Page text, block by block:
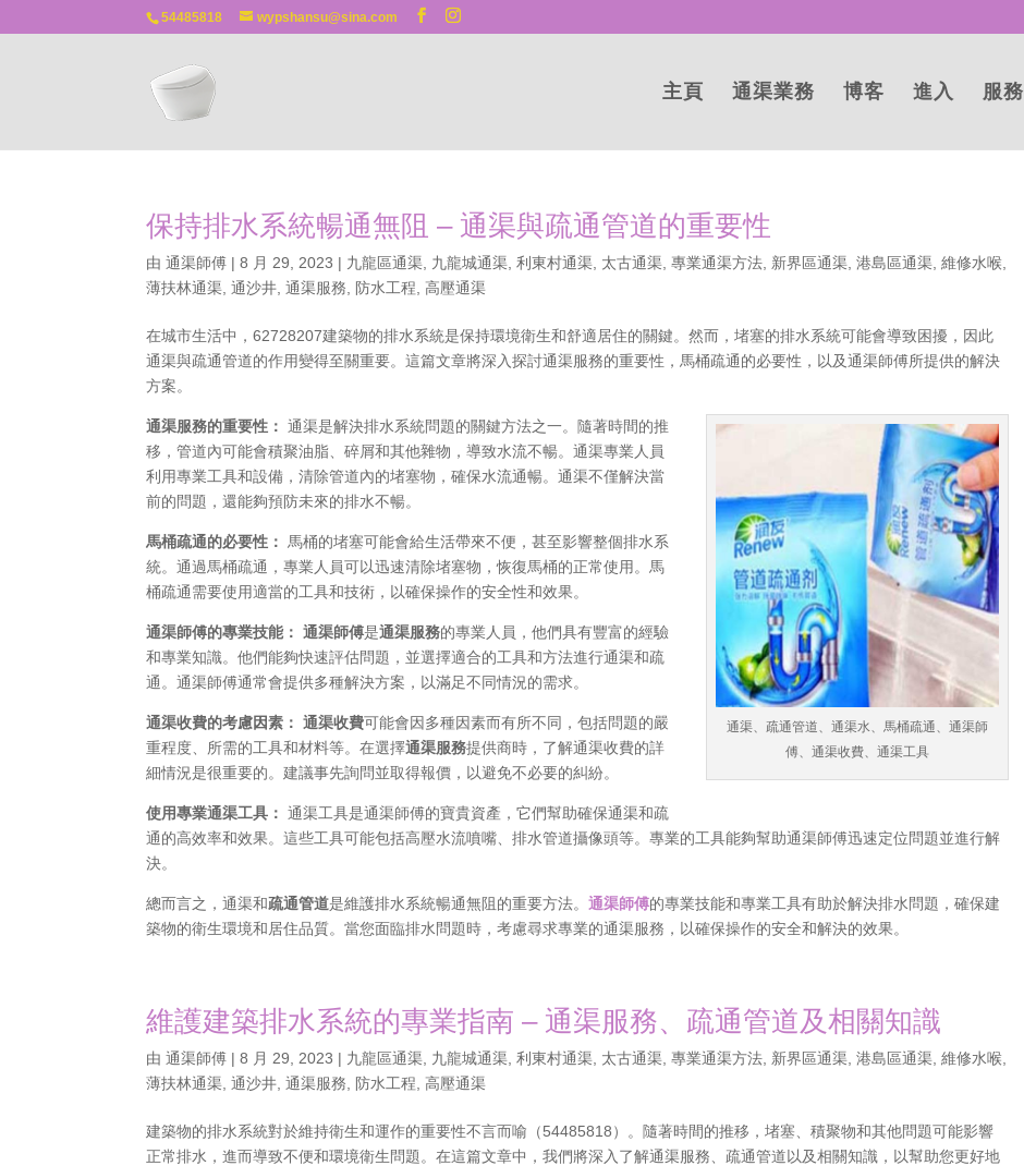
54485818 wypshansu@sina.com
主頁 通渠業務 博客 進入 服務
保持排水系統暢通無阻 – 通渠與疏通管道的重要性
由通渠師傅 |8 月 29, 2023 | 九龍區通渠 九龍城通渠 ,利東村通渠 太古通渠 ,專業通渠方法 新界區通渠 ,港島區通渠 ,維修水喉
薄扶林通渠 ,通沙井 ,通渠服務 防水工程 ,高壓通渠
在城市生活中，62728207建築物的排水系統是保持環境衛生和舒適居住的關鍵。然而，堵塞的排水系統可能會導致困擾，因此
通渠與疏通管道的作用變得至關重要。這篇文章將深入探討通渠服務的重要性，馬桶疏通的必要性，以及通渠師傅所提供的解決
方案。
通渠、疏通管道、通渠水、馬桶疏通、通渠師
傅、通渠收費、通渠工具
通渠服務的重要性： 通渠是解決排水系統問題的關鍵方法之一。隨著時間的推
移，管道內可能會積聚油脂、碎屑和其他雜物，導致水流不暢。通渠專業人員
利用專業工具和設備，清除管道內的堵塞物，確保水流通暢。通渠不僅解決當
前的問題，還能夠預防未來的排水不暢。
馬桶疏通的必要性：
馬桶的堵塞可能會給生活帶來不便，甚至影響整個排水系
統。通過馬桶疏通，專業人員可以迅速清除堵塞物，恢復馬桶的正常使用。馬
桶疏通需要使用適當的工具和技術，以確保操作的安全性和效果。
通渠師傅的專業技能： 通渠師傅是通渠服務的專業人員，他們具有豐富的經驗
和專業知識。他們能夠快速評估問題，並選擇適合的工具和方法進行通渠和疏
通。通渠師傅通常會提供多種解決方案，以滿足不同情況的需求。
通渠收費的考慮因素： 通渠收費可能會因多種因素而有所不同，包括問題的嚴
重程度、所需的工具和材料等。在選擇通渠服務提供商時，了解通渠收費的詳
細情況是很重要的。建議事先詢問並取得報價，以避免不必要的糾紛。
使用專業通渠工具： 通渠工具是通渠師傅的寶貴資產，它們幫助確保通渠和疏
通的高效率和效果。這些工具可能包括高壓水流噴嘴、排水管道攝像頭等。專業的工具能夠幫助通渠師傅迅速定位問題並進行解
決。
總而言之，通渠和疏通管道是維護排水系統暢通無阻的重要方法。通渠師傅的專業技能和專業工具有助於解決排水問題，確保建
築物的衛生環境和居住品質。當您面臨排水問題時，考慮尋求專業的通渠服務，以確保操作的安全和解決的效果。
維護建築排水系統的專業指南 – 通渠服務、疏通管道及相關知識
由通渠師傅 |8 月 29, 2023 | 九龍區通渠 九龍城通渠 ,利東村通渠 太古通渠 ,專業通渠方法 新界區通渠 ,港島區通渠 ,維修水喉
薄扶林通渠 ,通沙井 ,通渠服務 防水工程 ,高壓通渠
建築物的排水系統對於維持衛生和運作的重要性不言而喻（54485818）。隨著時間的推移，堵塞、積聚物和其他問題可能影響
正常排水，進而導致不便和環境衛生問題。在這篇文章中，我們將深入了解通渠服務、疏通管道以及相關知識，以幫助您更好地